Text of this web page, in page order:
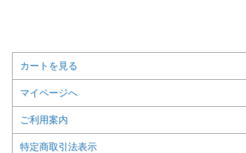
カートを見る
マイページへ
ご利用案内
特定商取引法表示